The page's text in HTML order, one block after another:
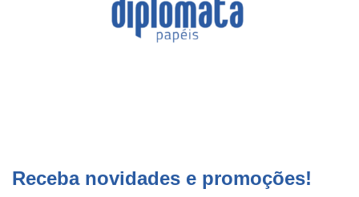
Receba novidades e promoções!